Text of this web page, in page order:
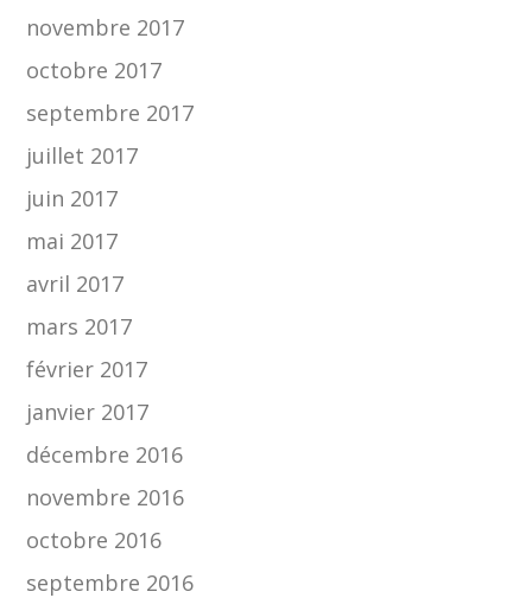
novembre 2017
octobre 2017
septembre 2017
juillet 2017
juin 2017
mai 2017
avril 2017
mars 2017
février 2017
janvier 2017
décembre 2016
novembre 2016
octobre 2016
septembre 2016